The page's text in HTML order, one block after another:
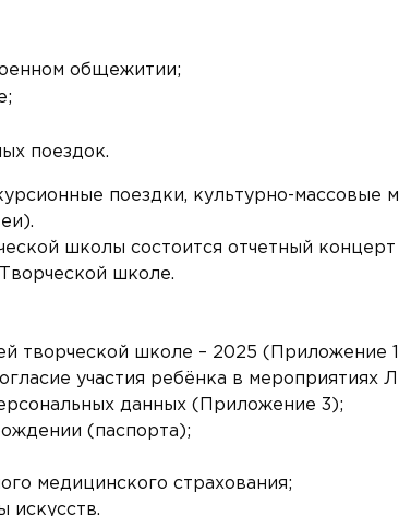
общежитии;
поездок.
поездки, культурно-массовые
школы состоится отчетный
школе.
творческой школе – 2025 (Приложение
участия ребёнка в
данных (Приложение 3);
(паспорта);
медицинского страхования;
искусств.